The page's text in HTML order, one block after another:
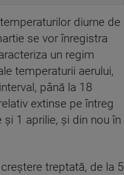
diurne de
se vor înregistra
un regim
temperaturii aerului,
până la 18
extinse pe întreg
1 aprilie, şi din nou în
treptată, de la 5